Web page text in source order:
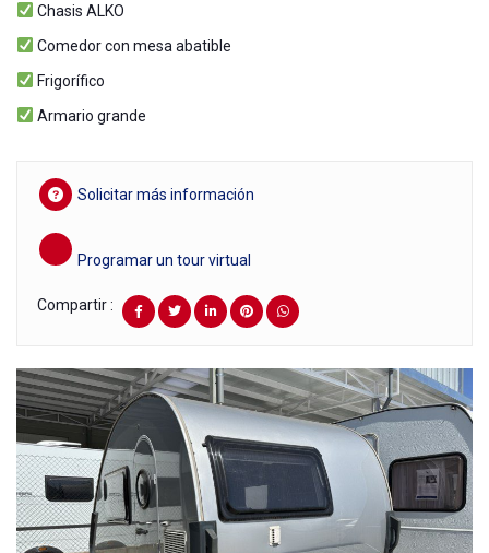
Chasis ALKO
Comedor con mesa abatible
Frigorífico
Armario grande
Solicitar más información
Programar un tour virtual
Compartir :